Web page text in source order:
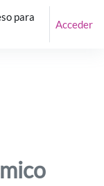
para
Acceder